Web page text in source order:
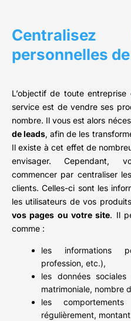
Centralisez
personnelles
L’objectif de toute
service est de vendre ses
nombre. Il vous est alors
de leads, afin de les
Il existe à cet effet de
envisager. Cependant,
commencer par centraliser
clients. Celles-ci sont les
les utilisateurs de vos
vos pages ou votre site. Il
comme :
les informations
profession, etc.),
les données
matrimoniale, nombre
les
régulièrement,